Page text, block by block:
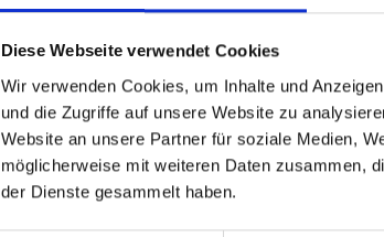
Diese Webseite verwendet Cookies
Wir verwenden Cookies, um Inhalte und
und die Zugriffe auf unsere Website zu
Website an unsere Partner für soziale Medien,
möglicherweise mit weiteren Daten zusammen,
der Dienste gesammelt haben.
Hover to zoom